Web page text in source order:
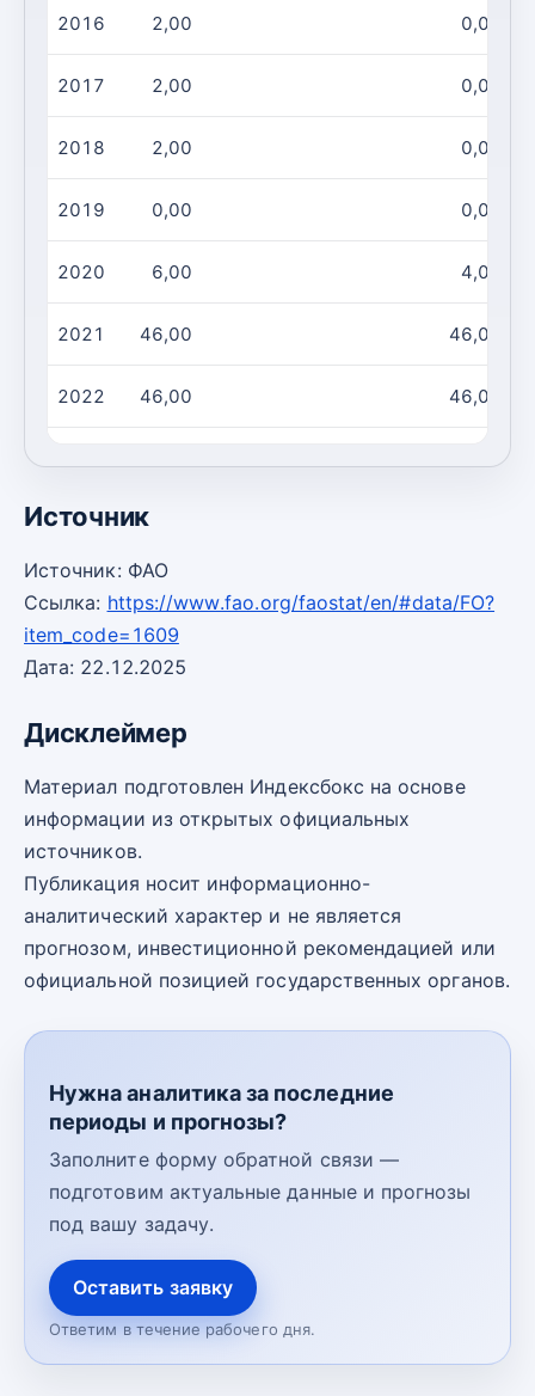
2016 2,00 0,00
2017 2,00 0,00
2018 2,00 0,00
2019 0,00 0,00
2020 6,00 4,00
2021 46,00 46,00
2022 46,00 46,00
46,00
Источник
Источник: ФАО
Ссылка: https://www.fao.org/faostat/en/#data/FO?
item_code=1609
Дата: 22.12.2025
Дисклеймер
Материал подготовлен Индексбокс на основе
информации из открытых официальных
источников.
Публикация носит информационно-
аналитический характер и не является
прогнозом, инвестиционной рекомендацией или
официальной позицией государственных органов.
Нужна аналитика за последние
периоды и прогнозы?
Заполните форму обратной связи —
подготовим актуальные данные и прогнозы
под вашу задачу.
Оставить заявку
Ответим в течение рабочего дня.